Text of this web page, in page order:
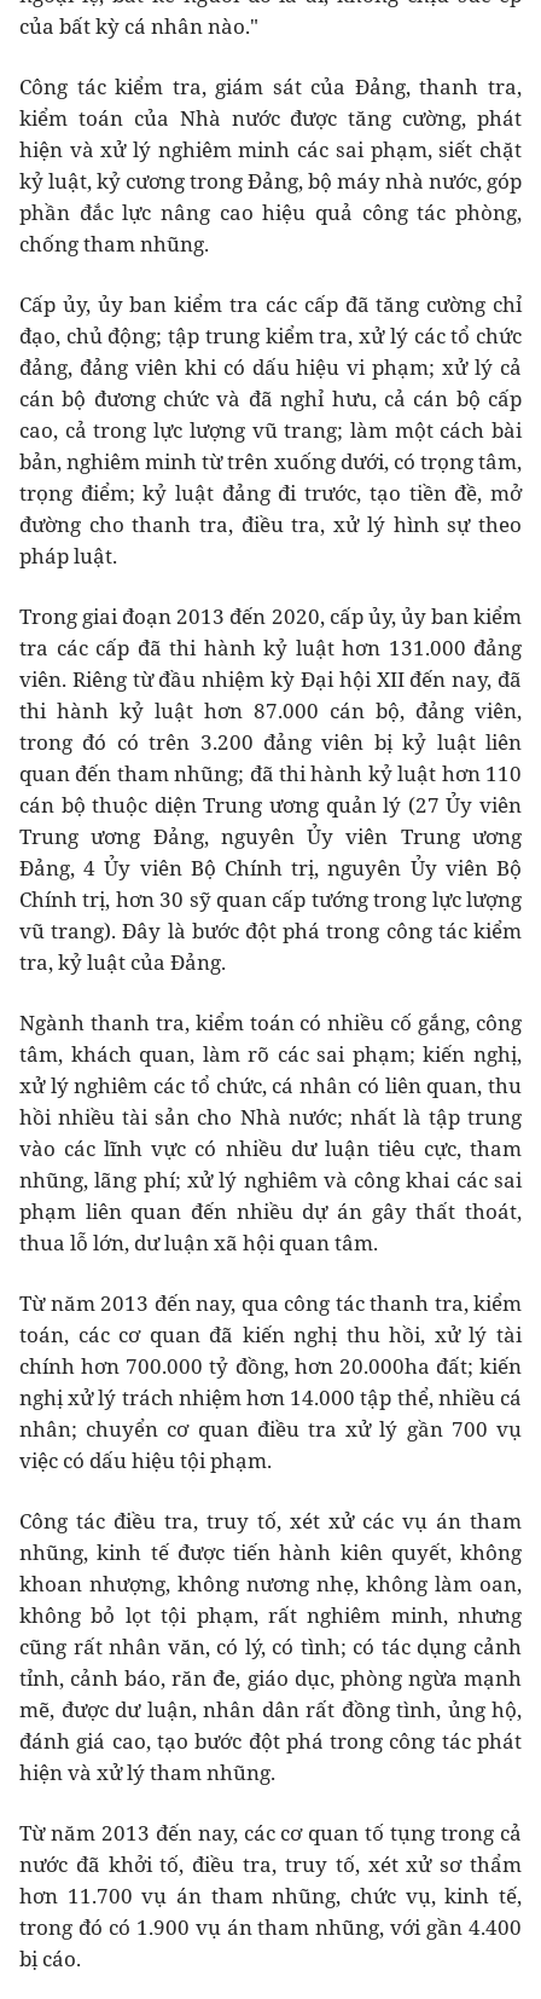
của bất kỳ cá nhân nào."
Công tác kiểm tra, giám sát của Đảng, thanh tra,
kiểm toán của Nhà nước được tăng cường, phát
hiện và xử lý nghiêm minh các sai phạm, siết chặt
kỷ luật, kỷ cương trong Đảng, bộ máy nhà nước, góp
phần đắc lực nâng cao hiệu quả công tác phòng,
chống tham nhũng.
Cấp ủy, ủy ban kiểm tra các cấp đã tăng cường chỉ
đạo, chủ động; tập trung kiểm tra, xử lý các tổ chức
đảng, đảng viên khi có dấu hiệu vi phạm; xử lý cả
cán bộ đương chức và đã nghỉ hưu, cả cán bộ cấp
cao, cả trong lực lượng vũ trang; làm một cách bài
bản, nghiêm minh từ trên xuống dưới, có trọng tâm,
trọng điểm; kỷ luật đảng đi trước, tạo tiền đề, mở
đường cho thanh tra, điều tra, xử lý hình sự theo
pháp luật.
Trong giai đoạn 2013 đến 2020, cấp ủy, ủy ban kiểm
tra các cấp đã thi hành kỷ luật hơn 131.000 đảng
viên. Riêng từ đầu nhiệm kỳ Đại hội XII đến nay, đã
thi hành kỷ luật hơn 87.000 cán bộ, đảng viên,
trong đó có trên 3.200 đảng viên bị kỷ luật liên
quan đến tham nhũng; đã thi hành kỷ luật hơn 110
cán bộ thuộc diện Trung ương quản lý (27 Ủy viên
Trung ương Đảng, nguyên Ủy viên Trung ương
Đảng, 4 Ủy viên Bộ Chính trị, nguyên Ủy viên Bộ
Chính trị, hơn 30 sỹ quan cấp tướng trong lực lượng
vũ trang). Đây là bước đột phá trong công tác kiểm
tra, kỷ luật của Đảng.
Ngành thanh tra, kiểm toán có nhiều cố gắng, công
tâm, khách quan, làm rõ các sai phạm; kiến nghị,
xử lý nghiêm các tổ chức, cá nhân có liên quan, thu
hồi nhiều tài sản cho Nhà nước; nhất là tập trung
vào các lĩnh vực có nhiều dư luận tiêu cực, tham
nhũng, lãng phí; xử lý nghiêm và công khai các sai
phạm liên quan đến nhiều dự án gây thất thoát,
thua lỗ lớn, dư luận xã hội quan tâm.
Từ năm 2013 đến nay, qua công tác thanh tra, kiểm
toán, các cơ quan đã kiến nghị thu hồi, xử lý tài
chính hơn 700.000 tỷ đồng, hơn 20.000ha đất; kiến
nghị xử lý trách nhiệm hơn 14.000 tập thể, nhiều cá
nhân; chuyển cơ quan điều tra xử lý gần 700 vụ
việc có dấu hiệu tội phạm.
Công tác điều tra, truy tố, xét xử các vụ án tham
nhũng, kinh tế được tiến hành kiên quyết, không
khoan nhượng, không nương nhẹ, không làm oan,
không bỏ lọt tội phạm, rất nghiêm minh, nhưng
cũng rất nhân văn, có lý, có tình; có tác dụng cảnh
tỉnh, cảnh báo, răn đe, giáo dục, phòng ngừa mạnh
mẽ, được dư luận, nhân dân rất đồng tình, ủng hộ,
đánh giá cao, tạo bước đột phá trong công tác phát
hiện và xử lý tham nhũng.
Từ năm 2013 đến nay, các cơ quan tố tụng trong cả
nước đã khởi tố, điều tra, truy tố, xét xử sơ thẩm
hơn 11.700 vụ án tham nhũng, chức vụ, kinh tế,
trong đó có 1.900 vụ án tham nhũng, với gần 4.400
bị cáo.